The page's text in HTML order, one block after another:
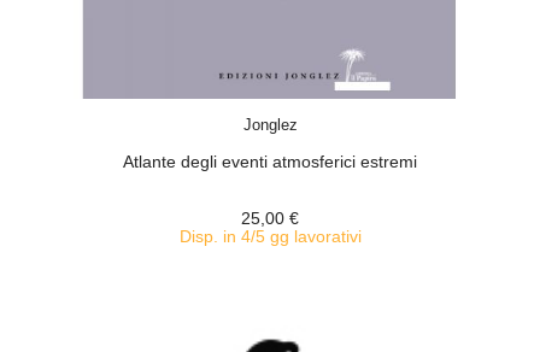
Jonglez
Atlante degli eventi atmosferici estremi
25,00 €
Disp. in 4/5 gg lavorativi